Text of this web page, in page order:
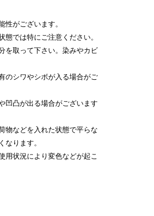
性がございます。
態では特にご注意ください。
を取って下さい。染みやカビ
のシワやシボが入る場合がご
凹凸が出る場合がございます
物などを入れた状態で平らな
ります。
用状況により変色などが起こ